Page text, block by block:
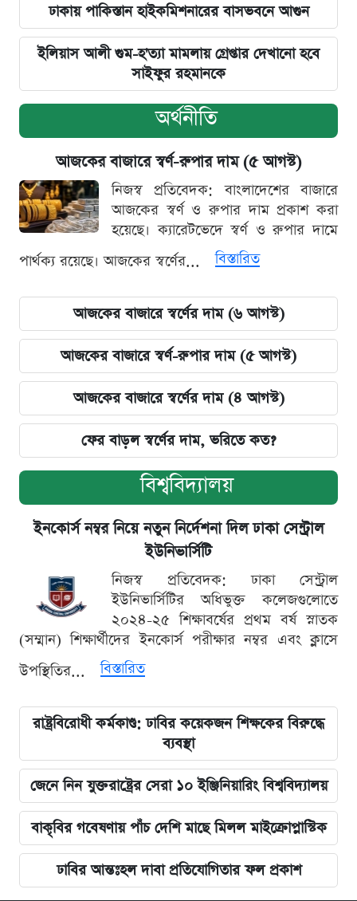
ঢাকায় পাকিস্তান হাইকমিশনারের বাসভবনে আগুন
ইলিয়াস আলী গুম-হ'ত্যা মামলায় গ্রেপ্তার দেখানো হবে
সাইফুর রহমানকে
অর্থনীতি
আজকের বাজারে স্বর্ণ-রুপার দাম (৫ আগস্ট)
নিজস্ব প্রতিবেদক: বাংলাদেশের বাজারে
আজকের স্বর্ণ ও রুপার দাম প্রকাশ করা
হয়েছে। ক্যারেটভেদে স্বর্ণ ও রুপার দামে
পার্থক্য রয়েছে। আজকের স্বর্ণের...
বিস্তারিত
আজকের বাজারে স্বর্ণের দাম (৬ আগস্ট)
আজকের বাজারে স্বর্ণ-রুপার দাম (৫ আগস্ট)
আজকের বাজারে স্বর্ণের দাম (৪ আগস্ট)
ফের বাড়ল স্বর্ণের দাম, ভরিতে কত?
বিশ্ববিদ্যালয়
ইনকোর্স নম্বর নিয়ে নতুন নির্দেশনা দিল ঢাকা সেন্ট্রাল
ইউনিভার্সিটি
নিজস্ব প্রতিবেদক: ঢাকা সেন্ট্রাল
ইউনিভার্সিটির অধিভুক্ত কলেজগুলোতে
২০২৪-২৫ শিক্ষাবর্ষের প্রথম বর্ষ স্নাতক
(সম্মান) শিক্ষার্থীদের ইনকোর্স পরীক্ষার নম্বর এবং ক্লাসে
উপস্থিতির...
বিস্তারিত
রাষ্ট্রবিরোধী কর্মকাণ্ড: ঢাবির কয়েকজন শিক্ষকের বিরুদ্ধে
ব্যবস্থা
জেনে নিন যুক্তরাষ্ট্রের সেরা ১০ ইঞ্জিনিয়ারিং বিশ্ববিদ্যালয়
বাকৃবির গবেষণায় পাঁচ দেশি মাছে মিলল মাইক্রোপ্লাস্টিক
ঢাবির আন্তঃহল দাবা প্রতিযোগিতার ফল প্রকাশ